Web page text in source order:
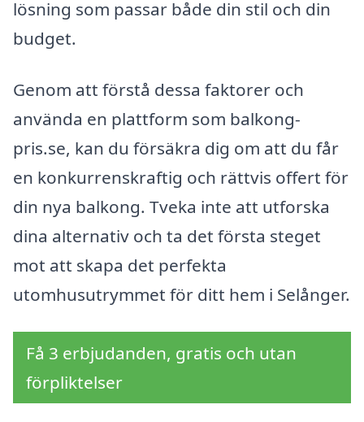
lösning som passar både din stil och din
budget.
Genom att förstå dessa faktorer och
använda en plattform som balkong-
pris.se, kan du försäkra dig om att du får
en konkurrenskraftig och rättvis offert för
din nya balkong. Tveka inte att utforska
dina alternativ och ta det första steget
mot att skapa det perfekta
utomhusutrymmet för ditt hem i Selånger.
Få 3 erbjudanden, gratis och utan
förpliktelser